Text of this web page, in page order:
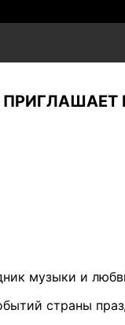
музыки и
страны